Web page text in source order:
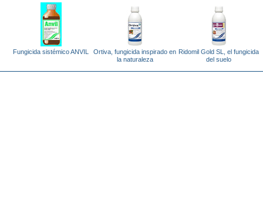
Fungicida sistémico ANVIL
Ortiva, fungicida inspirado en
la naturaleza
Ridomil Gold SL, el fungicida
del suelo